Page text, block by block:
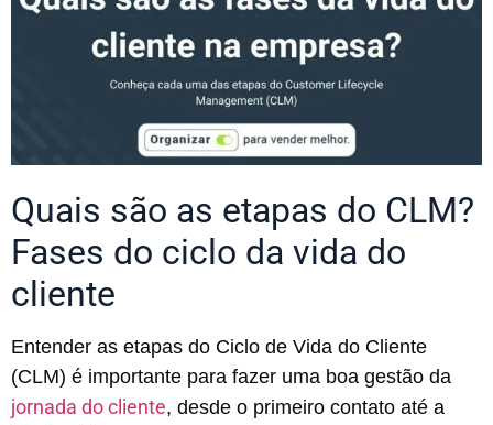
Quais são as etapas do CLM?
Fases do ciclo da vida do
cliente
Entender as etapas do Ciclo de Vida do Cliente
(CLM) é importante para fazer uma boa gestão da
jornada do cliente, desde o primeiro contato até a